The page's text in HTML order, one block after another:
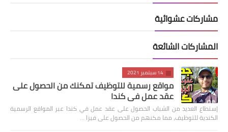
مشاركات عشوائية
المشاركات الشائعة
14 سبتمبر 2021
مواقع رسمية للتوظيف تمكنك من الحصول على
عقد عمل في كندا
إستطاع العديد من الشباب الحصول على عقد عمل في كندا عبر المواقع الرسمية
الكندية للتوظيف، مما مكنهم من الحصول على فيزا …